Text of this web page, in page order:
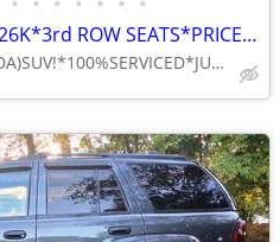
2004*ACURA*4X4*MDX*126K*3rd ROW SEATS*PRICED TO SELL FAST!!!ONLY $3600
IMPORT(HONDA)SUV!*100%SERVICED*JUST N.OF 185/85CONNECTOR